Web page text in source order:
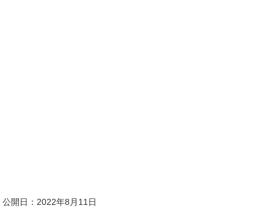
公開日： 2022年8月11日